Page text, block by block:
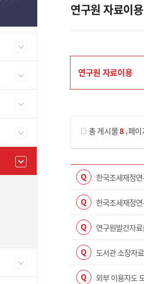
연구원 자료이용
연구원 자료이용
총 게시물8 ,페이
Q 한국조세재정
Q 한국조세재정
Q 연구원발간자
Q 도서관 소장자
Q 외부 이용자도